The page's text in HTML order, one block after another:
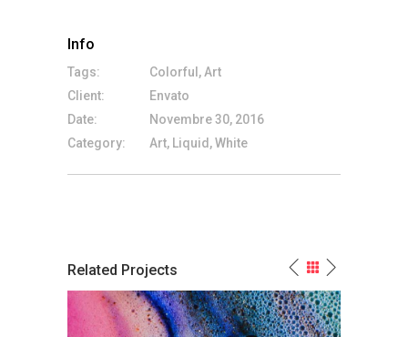
Info
Tags:
Colorful, Art
Client:
Envato
Date:
Novembre 30, 2016
Category:
Art, Liquid, White
Related Projects